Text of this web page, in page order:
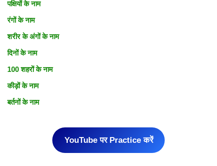
पक्षियों के नाम
रंगों के नाम
शरीर के अंगों के नाम
दिनोके नाम
100 शहरों के नाम
कीड़ों के नाम
बर्तनों के नाम
YouTube पर Practice करें